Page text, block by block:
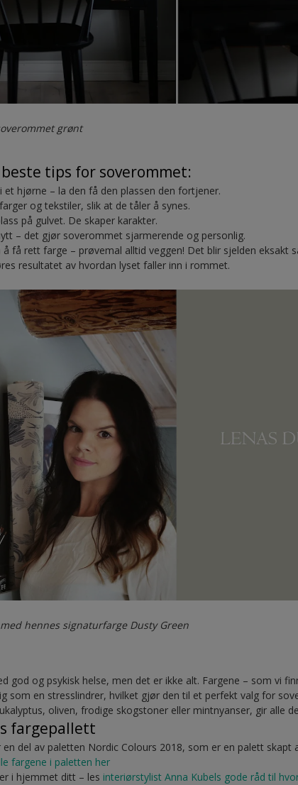
grønt
tips for soverommet:
et hjørne – la den få den plassen den fortjener.
og tekstiler, slik at de tåler å synes.
på gulvet. De skaper karakter.
– det gjør soverommet sjarmerende og personlig.
å få rett farge – prøvemal alltid veggen! Det blir sjelden eksakt
resultatet av hvordan lyset faller inn i rommet.
hennes signaturfarge Dusty Green
god og psykisk helse, men det er ikke alt. Fargene – som vi
som en stresslindrer, hvilket gjør den til et perfekt valg for
oliven, frodige skogstoner eller mintnyanser, gir alle
fargepallett
en del av paletten Nordic Colours 2018, som er en palett skapt
fargene i paletten her
i hjemmet ditt – les interiørstylist Anna Kubels gode råd til